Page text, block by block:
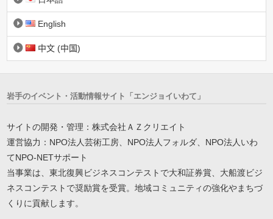
English
中文 (中国)
岩手のイベント・活動情報サイト「エンジョイいわて」
サイトの開発・管理：株式会社ＡＺクリエイト
運営協力：NPO法人芸術工房、NPO法人フォルダ、NPO法人いわ
てNPO-NETサポート
当事業は、東北復興ビジネスコンテストで大和証券賞、大船渡ビジ
ネスコンテストで奨励賞を受賞。地域コミュニティの強化やまちづ
くりに貢献します。